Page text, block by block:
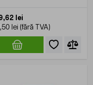
lei
lei